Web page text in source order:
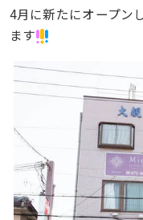
4月に新たにオープン
ます